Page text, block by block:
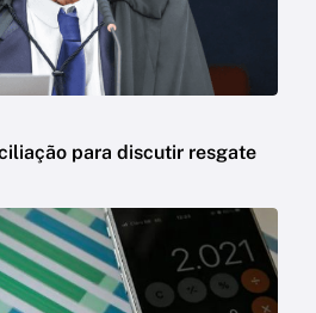
para discutir resgate